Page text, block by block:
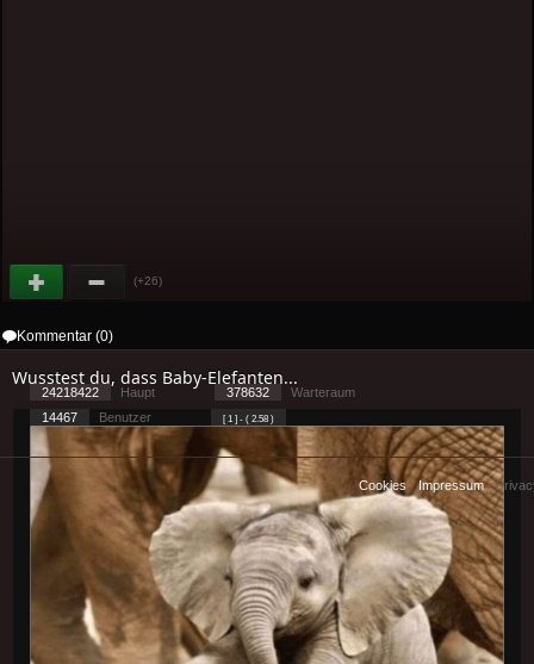
(+26)
Kommentar (0)
Wusstest du, dass Baby-Elefanten...
24218422 Haupt 378632
Warteraum
14467
Benutzer [ 1 ] - ( 2.58 )
Cookies-Impressum-